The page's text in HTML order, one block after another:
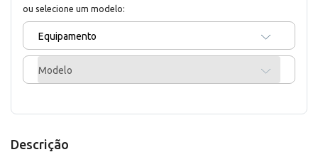
ou selecione um modelo:
Equipamento
Modelo
Descrição